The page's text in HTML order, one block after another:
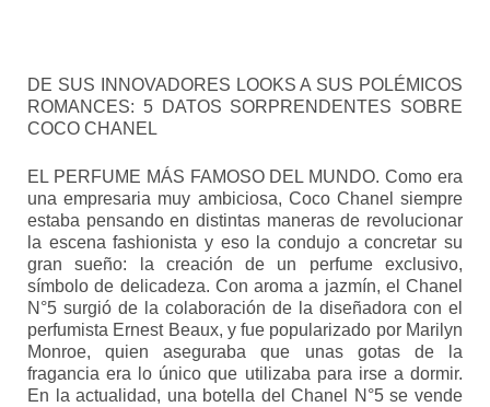
DE SUS INNOVADORES LOOKS A SUS POLÉMICOS
ROMANCES: 5 DATOS SORPRENDENTES SOBRE
COCO CHANEL
EL PERFUME MÁS FAMOSO DEL MUNDO. Como era
una empresaria muy ambiciosa, Coco Chanel siempre
estaba pensando en distintas maneras de revolucionar
la escena fashionista y eso la condujo a concretar su
gran sueño: la creación de un perfume exclusivo,
símbolo de delicadeza. Con aroma a jazmín, el Chanel
N°5 surgió de la colaboración de la diseñadora con el
perfumista Ernest Beaux, y fue popularizado por Marilyn
Monroe, quien aseguraba que unas gotas de la
fragancia era lo único que utilizaba para irse a dormir.
En la actualidad, una botella del Chanel N°5 se vende